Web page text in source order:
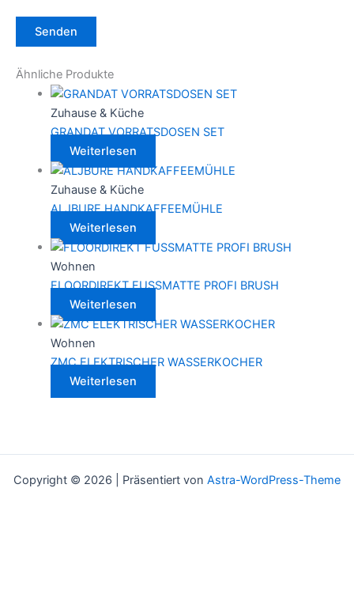
Ähnliche Produkte
Zuhause & Küche
GRANDAT VORRATSDOSEN SET
Weiterlesen
Zuhause & Küche
ALJBURE HANDKAFFEEMÜHLE
Weiterlesen
Wohnen
FLOORDIREKT FUSSMATTE PROFI BRUSH
Weiterlesen
Wohnen
ZMC ELEKTRISCHER WASSERKOCHER
Weiterlesen
Copyright © 2026 | Präsentiert von Astra-WordPress-Theme